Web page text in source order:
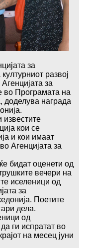
за
развој
за
во Програмата на
доделува награда
кои се
и кои имаат
Агенцијата за
бидат оценети од
вечери на
иселеници од
за
Поетите
дела.
од
ги испратат во
на месец јуни